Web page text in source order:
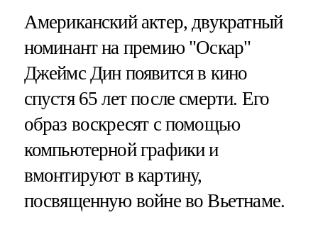
Американский актер, двукратный
номинант на премию "Оскар"
Джеймс Дин появится в кино
спустя 65 лет после смерти. Его
образ воскресят с помощью
компьютерной графики и
вмонтируют в картину,
посвященную войне во Вьетнаме.